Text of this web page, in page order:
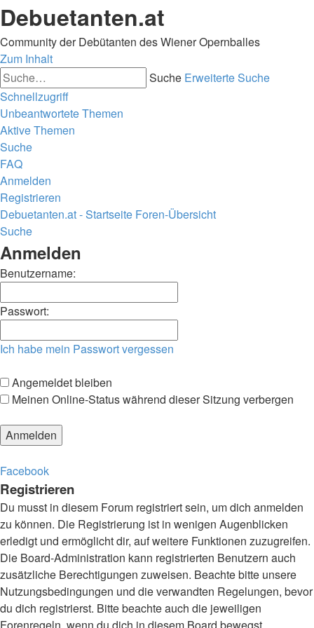
Debuetanten.at
Community der Debütanten des Wiener Opernballes
Zum Inhalt
Suche Erweiterte Suche
Schnellzugriff
Unbeantwortete Themen
Aktive Themen
Suche
FAQ
Anmelden
Registrieren
Debuetanten.at - Startseite Foren-Übersicht
Suche
Anmelden
Benutzername:
Passwort:
Ich habe mein Passwort vergessen
Angemeldet bleiben
Meinen Online-Status während dieser Sitzung verbergen
Facebook
Registrieren
Du musst in diesem Forum registriert sein, um dich anmelden
zu können. Die Registrierung ist in wenigen Augenblicken
erledigt und ermöglicht dir, auf weitere Funktionen zuzugreifen.
Die Board-Administration kann registrierten Benutzern auch
zusätzliche Berechtigungen zuweisen. Beachte bitte unsere
Nutzungsbedingungen und die verwandten Regelungen, bevor
du dich registrierst. Bitte beachte auch die jeweiligen